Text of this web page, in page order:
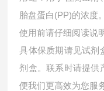
胎盘蛋白(PP)的浓度。
使用前请仔细阅读说
具体保质期请见试剂
剂盒。联系时请提供
便我们更高效为您服